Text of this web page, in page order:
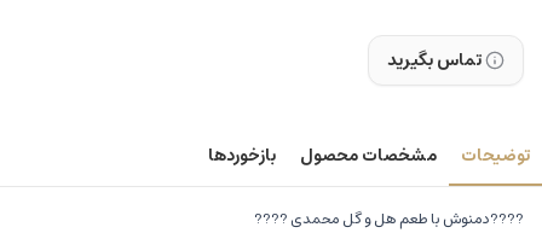
تماس بگیرید
توضیحات مشخصات محصول بازخوردها
????دمنوش با طعم هل و گل محمدی ????